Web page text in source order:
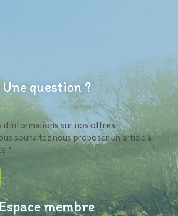
Une question ?
d’informations sur nos offres
souhaitez nous proposer un article à
?
membre